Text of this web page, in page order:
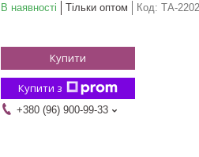
В наявності Тільки оптом Код: ТА-2202
Купити
Купити з
+380 (96) 900-99-33